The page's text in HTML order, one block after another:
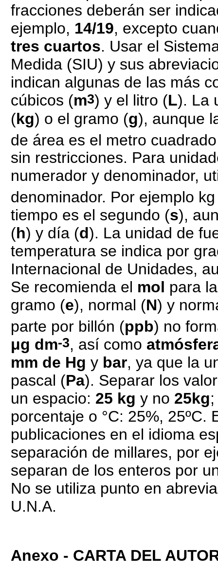
fracciones deberán ser
ejemplo, 14/19, excepto
tres cuartos. Usar el
Medida (SIU) y sus
indican algunas de las más
cúbicos (m3) y el litro (L). La
(kg) o el gramo (g), aunque
de área es el metro
sin restricciones. Para
numerador y denominador,
denominador. Por ejemplo
tiempo es el segundo (s),
(h) y día (d). La unidad de
temperatura se indica por
Internacional de Unidades,
Se recomienda el mol para
gramo (e), normal (N) y
parte por billón (ppb) no
μg dm-3, así como
mm de Hg y bar, ya que la
pascal (Pa). Separar los
un espacio: 25 kg y no 25kg
porcentaje o °C: 25%,
publicaciones en el idioma
separación de millares, por
separan de los enteros por
No se utiliza punto en
U.N.A.
Anexo - CARTA DEL